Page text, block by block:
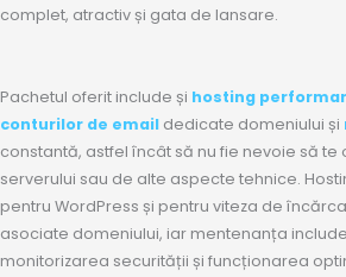
complet, atractiv și gata de lansare.
Pachetul oferit include și hosting
conturilor de email dedicate domeniului și
constantă, astfel încât să nu fie nevoie să
serverului sau de alte aspecte tehnice.
pentru WordPress și pentru viteza de
asociate domeniului, iar mentenanța
monitorizarea securității și funcționarea